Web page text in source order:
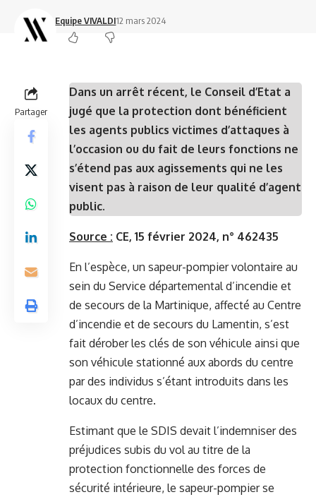
Equipe VIVALDI12 mars 2024
Partager
Dans un arrêt récent, le Conseil d’Etat a
jugé que la protection dont bénéficient
les agents publics victimes d’attaques à
l’occasion ou du fait de leurs fonctions ne
s’étend pas aux agissements qui ne les
visent pas à raison de leur qualité d’agent
public.
Source : CE, 15 février 2024, n° 462435
En l’espèce, un sapeur-pompier volontaire au
sein du Service départemental d’incendie et
de secours de la Martinique, affecté au Centre
d’incendie et de secours du Lamentin, s’est
fait dérober les clés de son véhicule ainsi que
son véhicule stationné aux abords du centre
par des individus s’étant introduits dans les
locaux du centre.
Estimant que le SDIS devait l’indemniser des
préjudices subis du vol au titre de la
protection fonctionnelle des forces de
sécurité intérieure, le sapeur-pompier se